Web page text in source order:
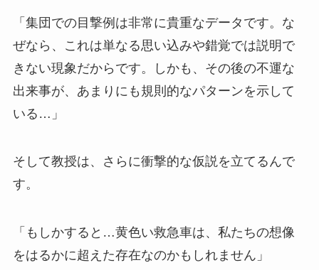
「集団での目撃例は非常に貴重なデータです。な
ぜなら、これは単なる思い込みや錯覚では説明で
きない現象だからです。しかも、その後の不運な
出来事が、あまりにも規則的なパターンを示して
いる…」
そして教授は、さらに衝撃的な仮説を立てるんで
す。
「もしかすると…黄色い救急車は、私たちの想像
をはるかに超えた存在なのかもしれません」